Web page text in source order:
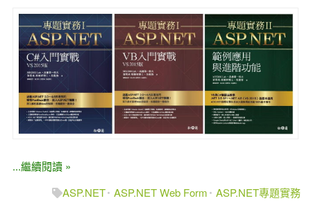
...繼續閱讀 »
ASP.NET ASP.NET Web Form
ASP.NET專題實務